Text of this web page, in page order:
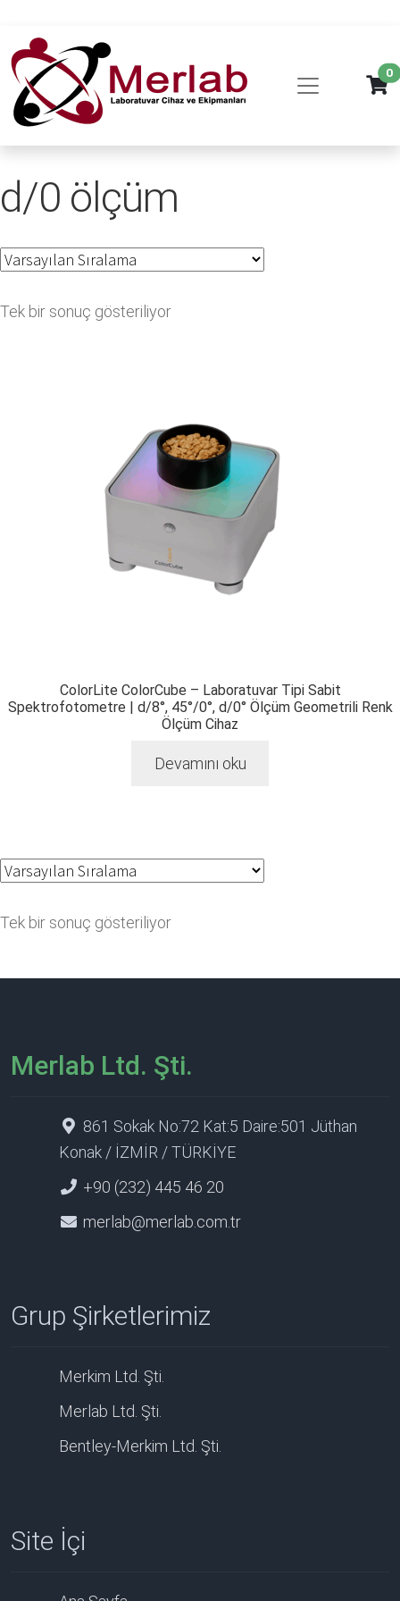
0
d/0 ölçüm
Tek bir sonuç gösteriliyor
ColorLite ColorCube – Laboratuvar Tipi Sabit
Spektrofotometre | d/8°, 45°/0°, d/0° Ölçüm Geometrili Renk
Ölçüm Cihaz
Devamını oku
Tek bir sonuç gösteriliyor
Merlab Ltd. Şti.
861 Sokak No:72 Kat:5 Daire:501 Jüthan
Konak / İZMİR / TÜRKİYE
+90 (232) 445 46 20
merlab@merlab.com.tr
Grup Şirketlerimiz
Merkim Ltd. Şti.
Merlab Ltd. Şti.
Bentley-Merkim Ltd. Şti.
Site İçi